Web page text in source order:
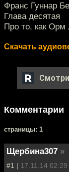
Франс Гуннар
Глава десятая
Про то, как Орм
Скачать
Комментарии
cтраницы: 1
Щербина307 »
#1 | 17.11.14 02:29